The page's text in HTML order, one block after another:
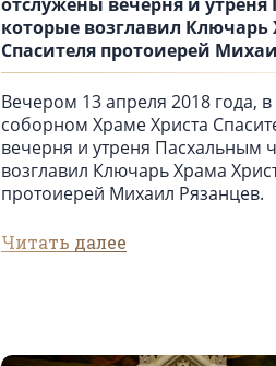
которые возглавил Ключарь
Спасителя протоиерей
Вечером 13 апреля 2018 года,
соборном Храме Христа
вечерня и утреня Пасхальным
возглавил Ключарь Храма
протоиерей Михаил Рязанцев.
Читать далее